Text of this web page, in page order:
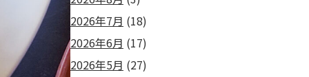
2026年7月 (18)
2026年6月 (17)
2026年5月 (27)